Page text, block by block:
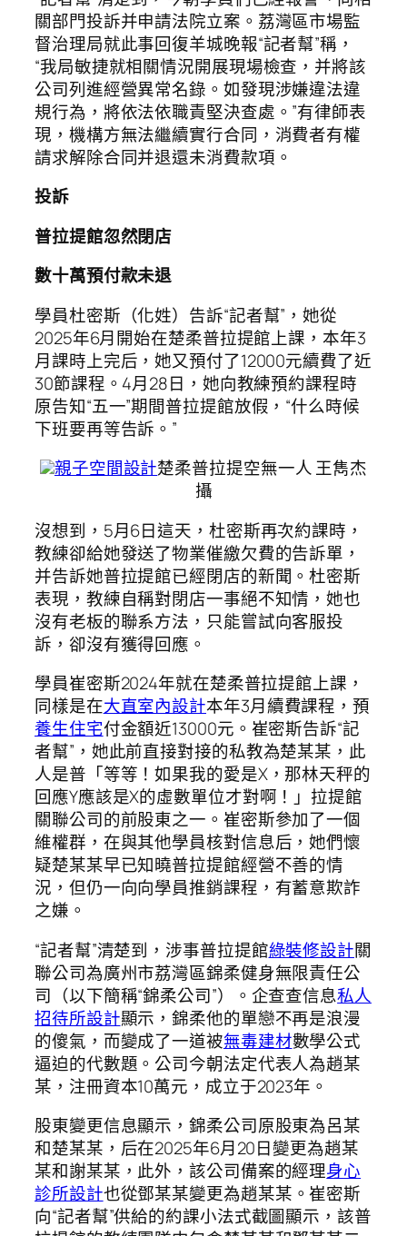
關部門投訴并申請法院立案。荔灣區市場監
督治理局就此事回復羊城晚報“記者幫”稱，
“我局敏捷就相關情況開展現場檢查，并將該
公司列進經營異常名錄。如發現涉嫌違法違
規行為，將依法依職責堅決查處。”有律師表
現，機構方無法繼續實行合同，消費者有權
請求解除合同并退還未消費款項。
投訴
普拉提館忽然閉店
數十萬預付款未退
學員杜密斯（化姓）告訴“記者幫”，她從
2025年6月開始在楚柔普拉提館上課，本年3
月課時上完后，她又預付了12000元續費了近
30節課程。4月28日，她向教練預約課程時
原告知“五一”期間普拉提館放假，“什么時候
下班要再等告訴。”
親子空間設計楚柔普拉提空無一人 王雋杰
攝
沒想到，5月6日這天，杜密斯再次約課時，
教練卻給她發送了物業催繳欠費的告訴單，
并告訴她普拉提館已經閉店的新聞。杜密斯
表現，教練自稱對閉店一事絕不知情，她也
沒有老板的聯系方法，只能嘗試向客服投
訴，卻沒有獲得回應。
學員崔密斯2024年就在楚柔普拉提館上課，
同樣是在大直室內設計本年3月續費課程，預
養生住宅付金額近13000元。崔密斯告訴“記
者幫”，她此前直接對接的私教為楚某某，此
人是普「等等！如果我的愛是X，那林天秤的
回應Y應該是X的虛數單位才對啊！」拉提館
關聯公司的前股東之一。崔密斯參加了一個
維權群，在與其他學員核對信息后，她們懷
疑楚某某早已知曉普拉提館經營不善的情
況，但仍一向向學員推銷課程，有蓄意欺詐
之嫌。
“記者幫”清楚到，涉事普拉提館綠裝修設計關
聯公司為廣州市荔灣區錦柔健身無限責任公
司（以下簡稱“錦柔公司”）。企查查信息私人
招待所設計顯示，錦柔他的單戀不再是浪漫
的傻氣，而變成了一道被無毒建材數學公式
逼迫的代數題。公司今朝法定代表人為趙某
某，注冊資本10萬元，成立于2023年。
股東變更信息顯示，錦柔公司原股東為呂某
和楚某某，后在2025年6月20日變更為趙某
某和謝某某，此外，該公司備案的經理身心
診所設計也從鄧某某變更為趙某某。崔密斯
向“記者幫”供給的約課小法式截圖顯示，該普